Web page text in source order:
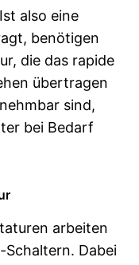
also eine
benötigen
die das rapide
übertragen
sind,
bei Bedarf
arbeiten
Dabei